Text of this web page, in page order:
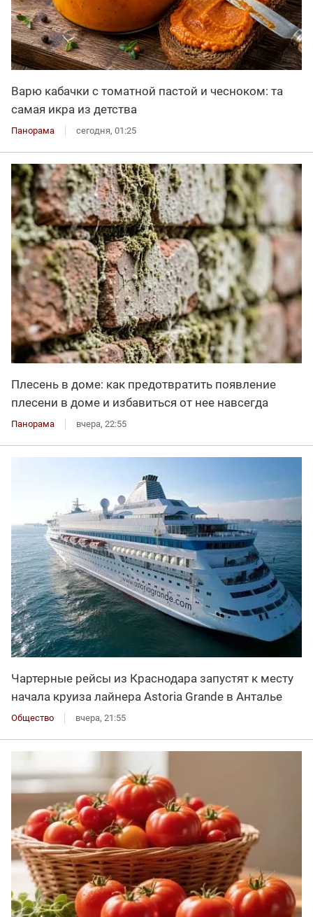
Варю кабачки с томатной пастой и чесноком: та
самая икра из детства
Панорама сегодня, 01:25
Плесень в доме: как предотвратить появление
плесени в доме и избавиться от нее навсегда
Панорама вчера, 22:55
Чартерные рейсы из Краснодара запустят к месту
начала круиза лайнера Astoria Grande в Анталье
Общество вчера, 21:55